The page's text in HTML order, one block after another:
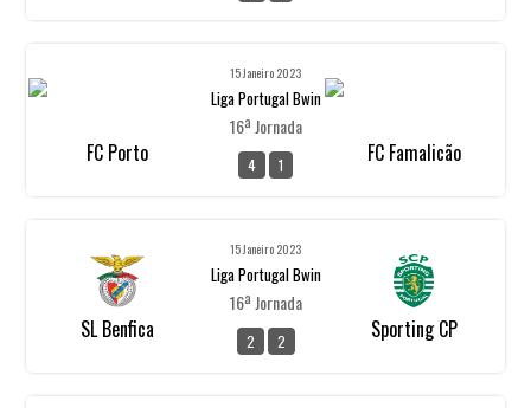
FC Porto
15 Janeiro 2023
Liga Portugal Bwin
16ª Jornada
4 1 FC Famalicão
SL Benfica
15 Janeiro 2023
Liga Portugal Bwin
16ª Jornada
2 2 Sporting CP